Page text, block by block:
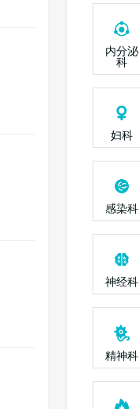
内分泌
科
妇科
感染科
神经科
精神科